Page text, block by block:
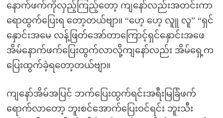
နောက်ဖက်ကိုလှည့်ကြည့်တော့ ကျနော်လည်းအတင်းကာ
ရောထွက်ပြေးရ တော့တယ်ဗျာ။ “ဟေ့ ဟေ့ လူူ လူ” “ရှင်
နှောင်းအမေ လန့်ဖြတ်အော်တာကြောင့်ရှင်နှောင်းအဖေ
အိမ်နောက်ဖက်ပြေးထွက်လာလို့ကျနော်လည်း အိမ်ရှေ့က
ပြေးထွက်ခဲ့ရတော့တယ်ဗျာ။
ကျနော်အိမ်အပြင် ဘက်ပြေးထွက်ရင်းအရီးမြခြံဖက်
ရောက်လာတော့ ဘူးစင်အောက်ပြေးဝင်ရင်း ဘူးသီး